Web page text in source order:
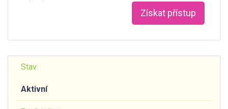
Získat přístup
Stav:
Aktivní